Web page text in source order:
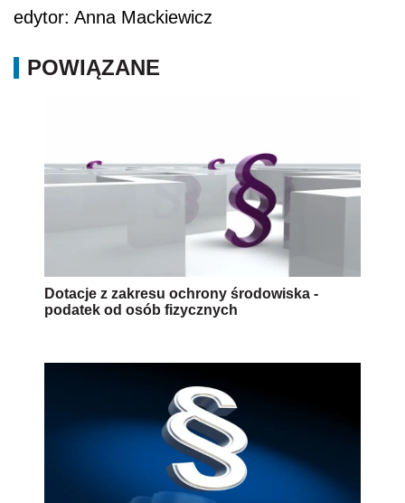
edytor: Anna Mackiewicz
POWIĄZANE
Dotacje z zakresu ochrony środowiska -
podatek od osób fizycznych